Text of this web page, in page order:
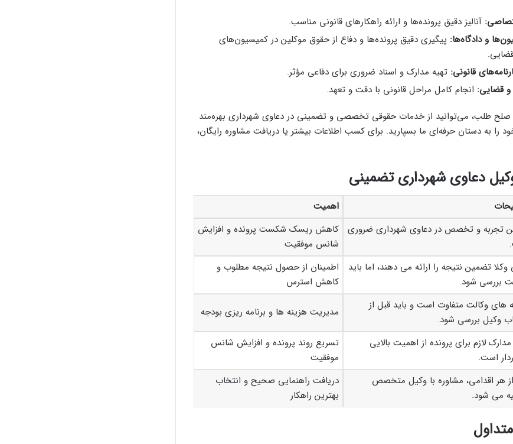
آنالیز دقیق پرونده‌ها و ارائه راهکارهای قانونی مناسب.
و دادگاه‌ها: پیگیری دقیق پرونده‌ها و دفاع از حقوق موکلین در کمیسیون‌های
قانونی: تهیه مدارک و اسناد ضروری برای دفاعی مؤثر.
و قضایی: انجام کامل مراحل قانونی با دقت و تعهد.
صلح طلب، می‌توانید از خدمات حقوقی تخصصی و تضمینی در دعاوی شهرداری بهره‌مند
را به دستان حرفه‌ای ما بسپارید. برای کسب اطلاعات بیشتر یا دریافت مشاوره رایگان،
دعاوی شهرداری تضمینی
اهمیت
تجربه و تخصص در دعاوی شهرداری ضروری
کاهش ریسک شکست پرونده و افزایش
شانس موفقیت
تضمین نتیجه را ارائه می دهند، اما باید
بررسی شود.
اطمینان از حصول نتیجه مطلوب و
کاهش استرس
های وکالت متفاوت است و باید قبل از
وکیل بررسی شود.
مدیریت هزینه ها و برنامه ریزی بودجه
لازم برای پرونده از اهمیت بالایی
است.
تسریع روند پرونده و افزایش شانس
موفقیت
هر اقدامی، مشاوره با وکیل متخصص
می شود.
دریافت راهنمایی صحیح و انتخاب
بهترین راهکار